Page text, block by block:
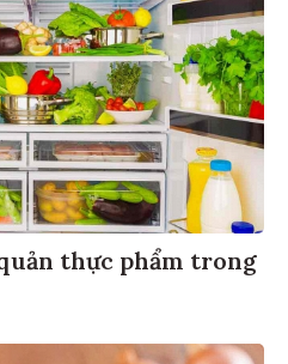
thực phẩm trong